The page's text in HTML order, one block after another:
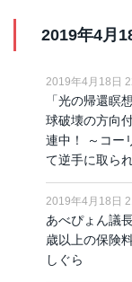
2019年4月
2019年4月18日
「光の帰還瞑
球破壊の方向
連中！ ～コー
て逆手に取ら
2019年4月18日
あべぴょん議
歳以上の保険
しぐら